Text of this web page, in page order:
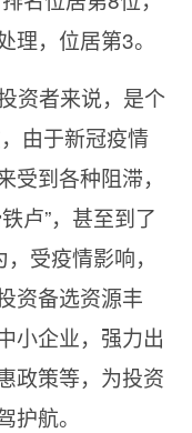
理，位居第3。
资者来说，是个
由于新冠疫情
到各种阻滞，
卢”，甚至到了
受疫情影响，
资备选资源丰
小企业，强力出
政策等，为投资
航。